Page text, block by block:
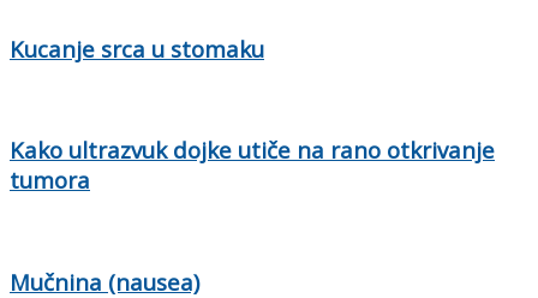
Kucanje srca u stomaku
Kako ultrazvuk dojke utiče na rano otkrivanje
tumora
Mučnina (nausea)